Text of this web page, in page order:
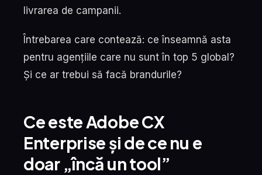
livrarea de campanii.
Întrebarea care contează: ce înseamnă asta
pentru agențiile care nu sunt în top 5 global?
Și ce ar trebui să facă brandurile?
Ce este Adobe CX
Enterprise și de ce nu e
doar „încă un tool”